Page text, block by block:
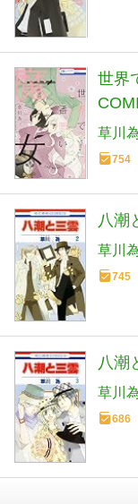
世界
草川
754
八潮
草川
745
八潮
草川
686